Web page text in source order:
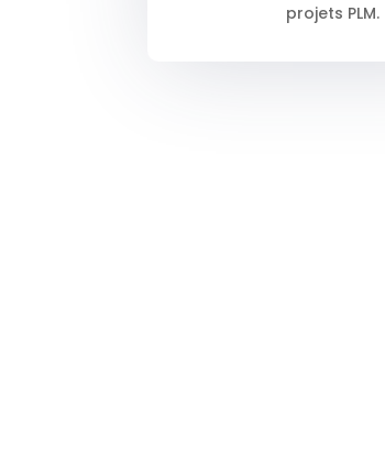
projets PLM.